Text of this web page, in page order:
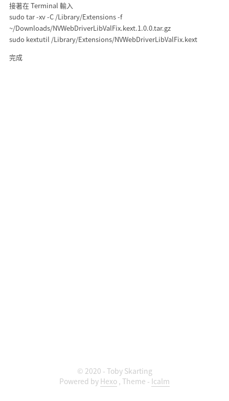
接著在 Terminal 輸入
sudo tar -xv -C /Library/Extensions -f
~/Downloads/NVWebDriverLibValFix.kext.1.0.0.tar.gz
sudo kextutil /Library/Extensions/NVWebDriverLibValFix.kext
完成
© 2020 - Toby Skarting
Powered by Hexo , Theme - Icalm